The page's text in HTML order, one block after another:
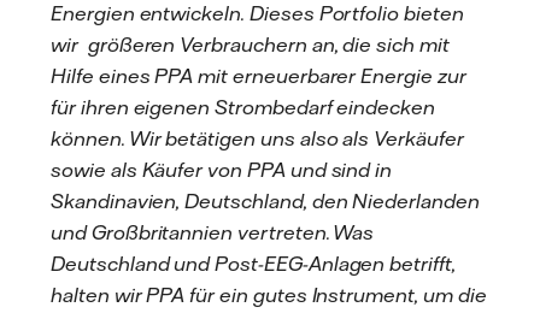
Energien entwickeln. Dieses Portfolio bieten
wir größeren Verbrauchern an, die sich mit
Hilfe eines PPA mit erneuerbarer Energie zur
für ihren eigenen Strombedarf eindecken
können. Wir betätigen uns also als Verkäufer
sowie als Käufer von PPA und sind in
Skandinavien, Deutschland, den Niederlanden
und Großbritannien vertreten. Was
Deutschland und Post-EEG-Anlagen betrifft,
halten wir PPA für ein gutes Instrument, um die